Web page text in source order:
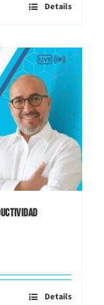
Details
Details